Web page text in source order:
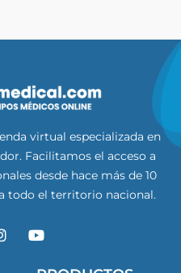
virtual especializada en
Facilitamos el acceso a
desde hace más de 10
todo el territorio nacional.
Y
o